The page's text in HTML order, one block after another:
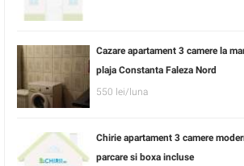
Cazare apartament 3 camere la
plaja Constanta Faleza Nord
550 lei/luna
Chirie apartament 3 camere
parcare si boxa incluse